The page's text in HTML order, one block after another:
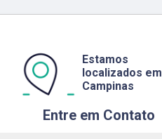
Entre em Contato
Estamos
localizados em
Campinas